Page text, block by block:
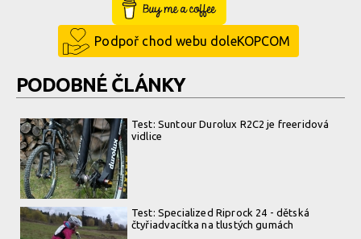
Buy Me a Coffee
Podpoř chod webu doleKOPCOM
PODOBNÉ ČLÁNKY
Test: Suntour Durolux R2C2 je freeridová
vidlice
Test: Specialized Riprock 24 - dětská
čtyřiadvacítka na tlustých gumách